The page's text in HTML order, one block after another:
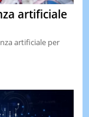
artificiale
artificiale per